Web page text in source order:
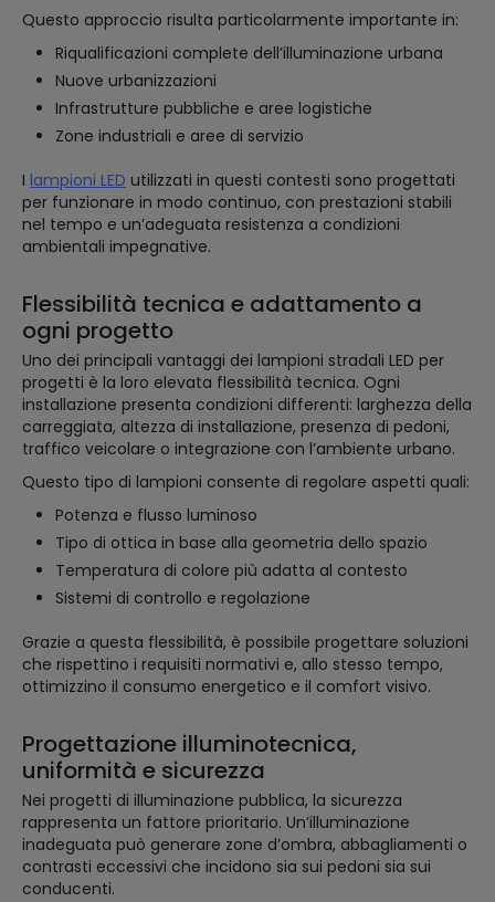
Questo approccio risulta particolarmente importante in:
Riqualificazioni complete dell’illuminazione urbana
Nuove urbanizzazioni
Infrastrutture pubbliche e aree logistiche
Zone industriali e aree di servizio
I lampioni LED utilizzati in questi contesti sono progettati
per funzionare in modo continuo, con prestazioni stabili
nel tempo e un’adeguata resistenza a condizioni
ambientali impegnative.
Flessibilità tecnica e adattamento a
ogni progetto
Uno dei principali vantaggi dei lampioni stradali LED per
progetti è la loro elevata flessibilità tecnica. Ogni
installazione presenta condizioni differenti: larghezza della
carreggiata, altezza di installazione, presenza di pedoni,
traffico veicolare o integrazione con l’ambiente urbano.
Questo tipo di lampioni consente di regolare aspetti quali:
Potenza e flusso luminoso
Tipo di ottica in base alla geometria dello spazio
Temperatura di colore più adatta al contesto
Sistemi di controllo e regolazione
Grazie a questa flessibilità, è possibile progettare soluzioni
che rispettino i requisiti normativi e, allo stesso tempo,
ottimizzino il consumo energetico e il comfort visivo.
Progettazione illuminotecnica,
uniformità e sicurezza
Nei progetti di illuminazione pubblica, la sicurezza
rappresenta un fattore prioritario. Un’illuminazione
inadeguata può generare zone d’ombra, abbagliamenti o
contrasti eccessivi che incidono sia sui pedoni sia sui
conducenti.